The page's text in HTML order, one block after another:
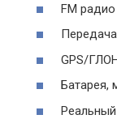
FM радио
GPS/
Батарея,